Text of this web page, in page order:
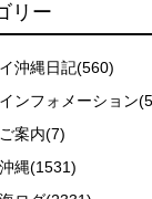
リー
沖縄日記(560)
ンフォメーション
案内(7)
縄(1531)